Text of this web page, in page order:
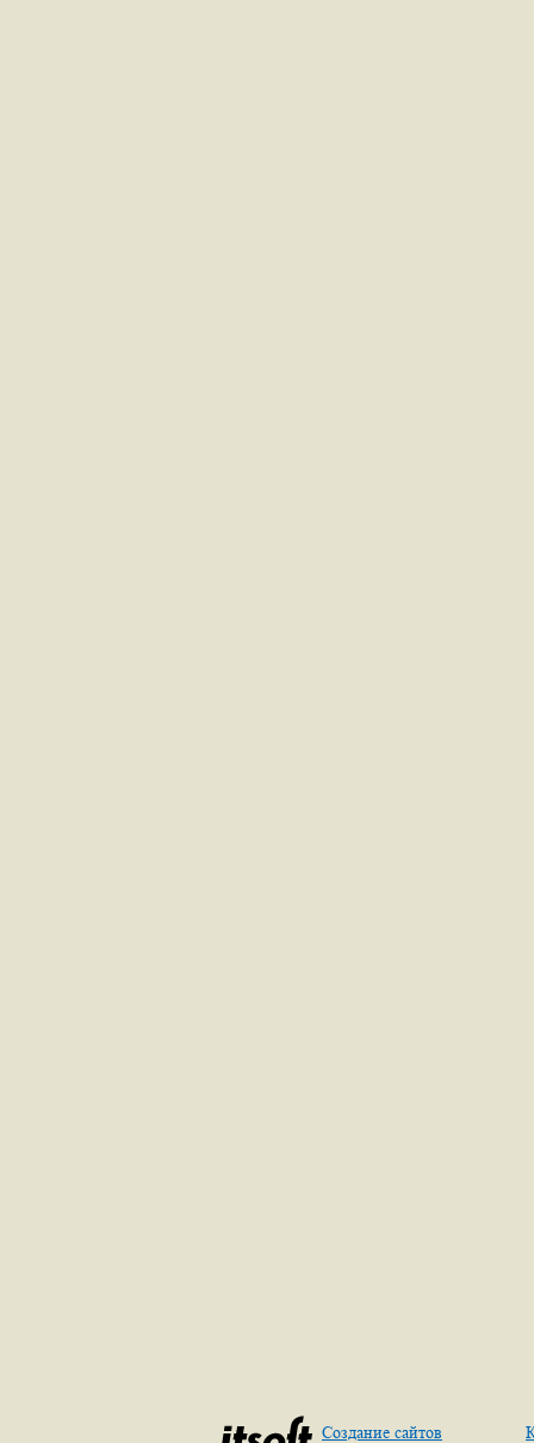
Создание сайтов